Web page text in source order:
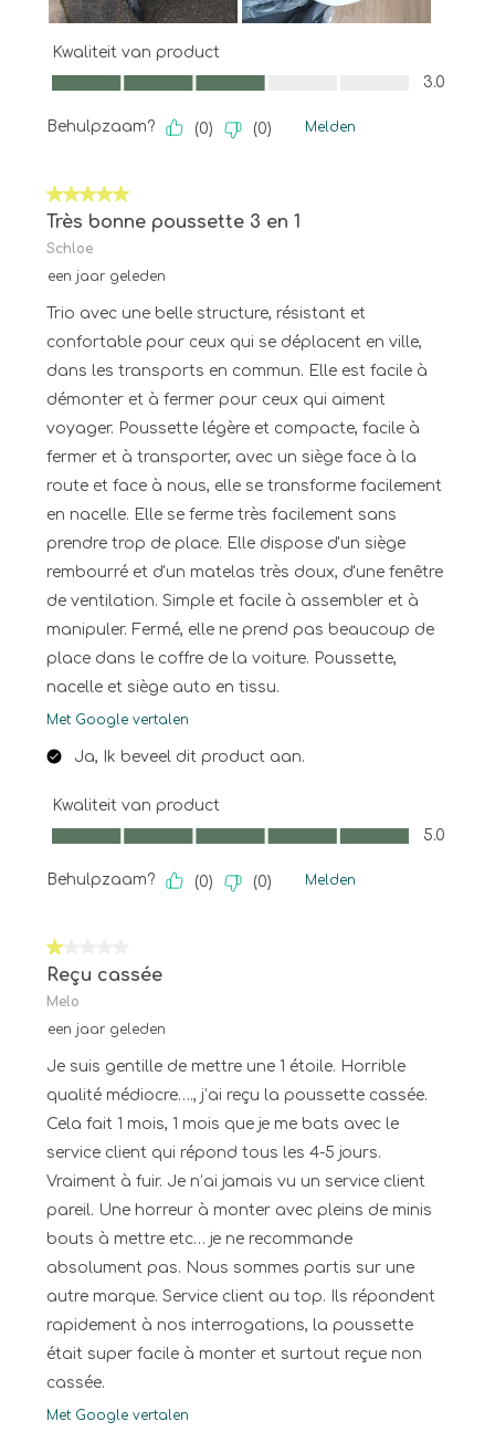
Kwaliteit van product
Kwaliteit van product, 3.0 van 5
3.0
Behulpzaam? (0) (0) Melden
5 van 5 sterren.
Très bonne poussette 3 en 1
Schloe
een jaar geleden
Trio avec une belle structure, résistant et
confortable pour ceux qui se déplacent en ville,
dans les transports en commun. Elle est facile à
démonter et à fermer pour ceux qui aiment
voyager. Poussette légère et compacte, facile à
fermer et à transporter, avec un siège face à la
route et face à nous, elle se transforme facilement
en nacelle. Elle se ferme très facilement sans
prendre trop de place. Elle dispose d'un siège
rembourré et d'un matelas très doux, d'une fenêtre
de ventilation. Simple et facile à assembler et à
manipuler. Fermé, elle ne prend pas beaucoup de
place dans le coffre de la voiture. Poussette,
nacelle et siège auto en tissu.
Met Google vertalen
Ja, Ik beveel dit product aan.
Kwaliteit van product
Kwaliteit van product, 5.0 van 5
5.0
Behulpzaam? (0) (0) Melden
1 van 5 sterren.
Reçu cassée
Melo
een jaar geleden
Je suis gentille de mettre une 1 étoile. Horrible
qualité médiocre…., j’ai reçu la poussette cassée.
Cela fait 1 mois, 1 mois que je me bats avec le
service client qui répond tous les 4-5 jours.
Vraiment à fuir. Je n’ai jamais vu un service client
pareil. Une horreur à monter avec pleins de minis
bouts à mettre etc… je ne recommande
absolument pas. Nous sommes partis sur une
autre marque. Service client au top. Ils répondent
rapidement à nos interrogations, la poussette
était super facile à monter et surtout reçue non
cassée.
Met Google vertalen